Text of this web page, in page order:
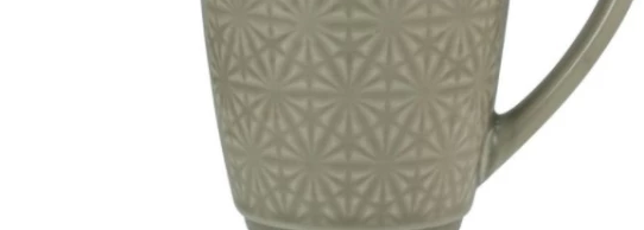
Dětský pokoj
Předsíň, šatna a chodba
Kuchyně
STOLOVÁNÍ A VAŘENÍ
Jídelní servis
Příbory
Pánve
Zobrazit vše
Koupelnové sestavy
Jídelní sestavy
Zahradní sestavy